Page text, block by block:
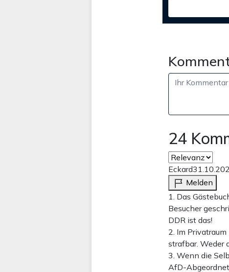
24
Eckard
Melden
1. Das
Besucher
DDR ist das!
2. Im
strafbar. Weder
3. Wenn die
AfD-